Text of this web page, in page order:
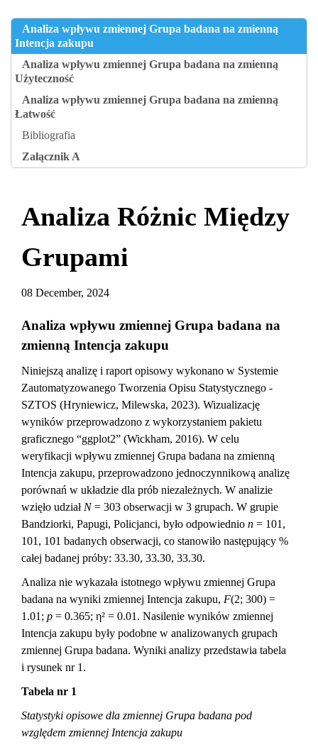
Analiza wpływu zmiennej Grupa badana na zmienną
Intencja zakupu
Analiza wpływu zmiennej Grupa badana na zmienną
Użyteczność
Analiza wpływu zmiennej Grupa badana na zmienną
Łatwość
Bibliografia
Załącznik A
Analiza Różnic Między
Grupami
08 December, 2024
Analiza wpływu zmiennej Grupa badana na
zmienną Intencja zakupu
Niniejszą analizę i raport opisowy wykonano w Systemie
Zautomatyzowanego Tworzenia Opisu Statystycznego -
SZTOS (Hryniewicz, Milewska, 2023). Wizualizację
wyników przeprowadzono z wykorzystaniem pakietu
graficznego “ggplot2” (Wickham, 2016). W celu
weryfikacji wpływu zmiennej Grupa badana na zmienną
Intencja zakupu, przeprowadzono jednoczynnikową analizę
porównań w układzie dla prób niezależnych. W analizie
wzięło udział N= 303 obserwacji w 3 grupach. W grupie
Bandziorki, Papugi, Policjanci, było odpowiednio n = 101,
101, 101 badanych obserwacji, co stanowiło następujący %
całej badanej próby: 33.30, 33.30, 33.30.
Analiza nie wykazała istotnego wpływu zmiennej Grupa
badana na wyniki zmiennej Intencja zakupu, F(2; 300) =
1.01; p = 0.365; η² = 0.01. Nasilenie wyników zmiennej
Intencja zakupu były podobne w analizowanych grupach
zmiennej Grupa badana. Wyniki analizy przedstawia tabela
i rysunek nr 1.
Tabela nr 1
Statystyki opisowe dla zmiennej Grupa badana pod
względem zmiennej Intencja zakupu